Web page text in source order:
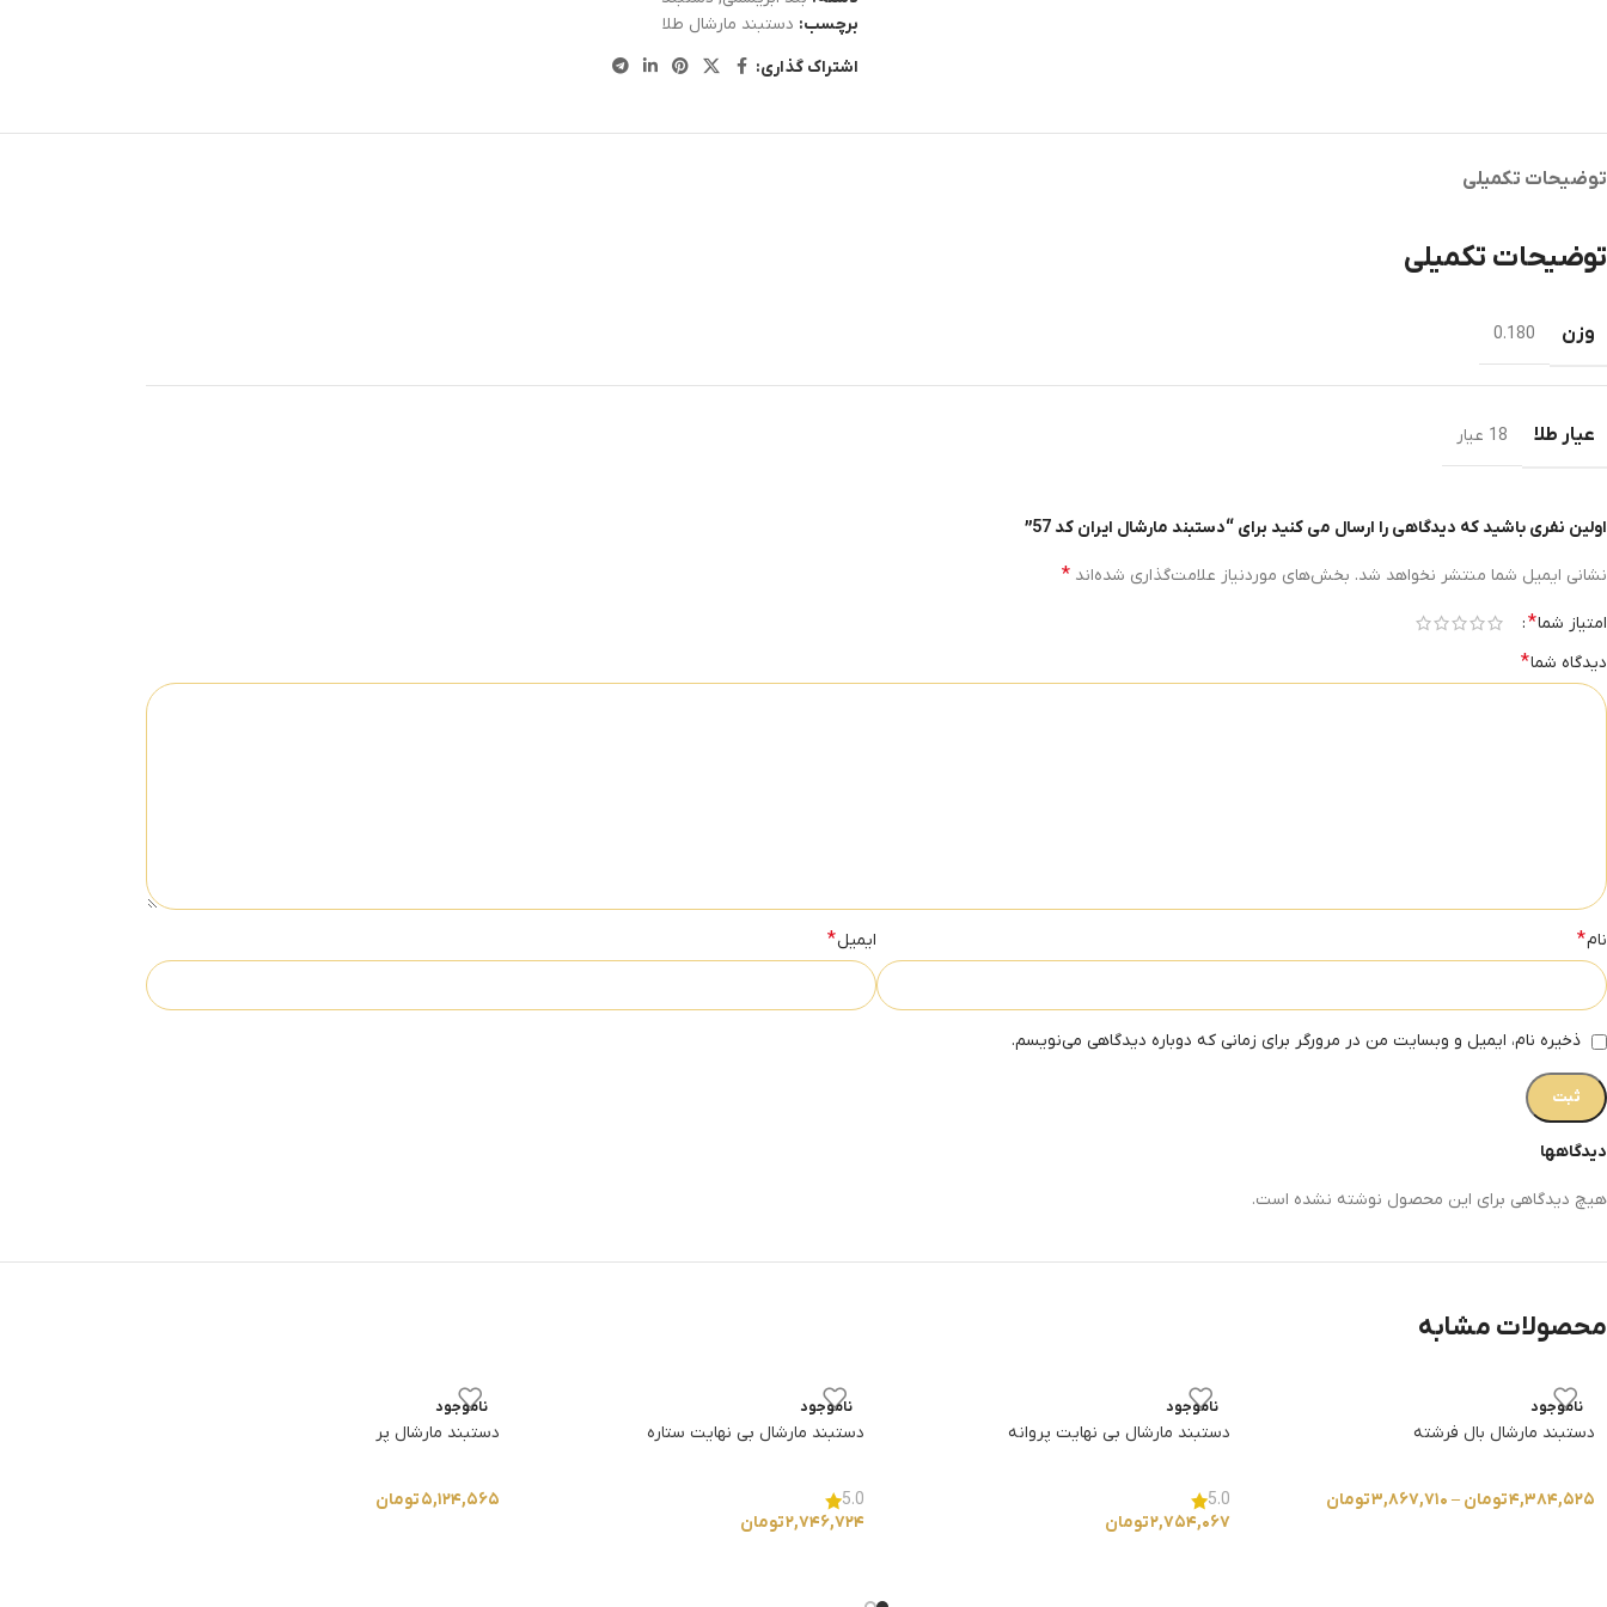
برچسب: دستبند مارشال طلا
اشتراک گذاری:
توضیحات تکمیلی
توضیحات تکمیلی
وزن 0.180
عیار طلا 18 عیار
دیدگاهها
هیچ دیدگاهی برای این محصول نوشته نشده است.
اولین نفری باشید که دیدگاهی را ارسال می کنید برای “دستبند مارشال ایران کد 57”
نشانی ایمیل شما منتشر نخواهد شد. بخش‌های موردنیاز علامت‌گذاری شده‌اند *
امتیاز شما*
دیدگاه شما*
نام* ایمیل*
ذخیره نام، ایمیل و وبسایت من در مرورگر برای زمانی که دوباره دیدگاهی می‌نویسم.
محصولات مشابه
ناموجود
دستبند مارشال بال فرشته
۴,۳۸۴,۵۲۵تومان – ۳,۸۶۷,۷۱۰تومان
ناموجود
دستبند مارشال بی نهایت پروانه
5.0
۲,۷۵۴,۰۶۷تومان
ناموجود
دستبند مارشال بی نهایت ستاره
5.0
۲,۷۴۶,۷۲۴تومان
ناموجود
دستبند مارشال پر
۵,۱۲۴,۵۶۵تومان